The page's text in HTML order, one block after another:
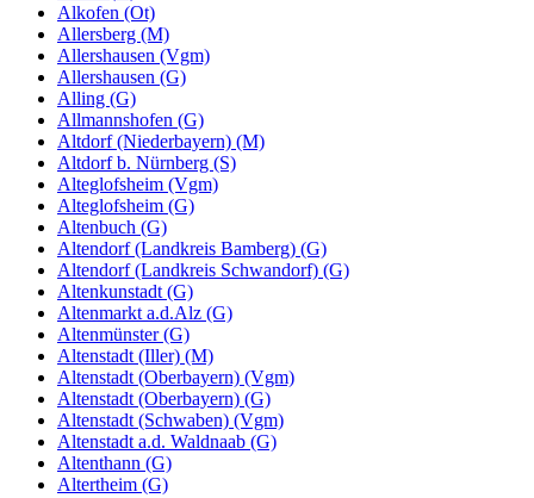
Alkofen (Ot)
Allersberg (M)
Allershausen (Vgm)
Allershausen (G)
Alling (G)
Allmannshofen (G)
Altdorf (Niederbayern) (M)
Altdorf b. Nürnberg (S)
Alteglofsheim (Vgm)
Alteglofsheim (G)
Altenbuch (G)
Altendorf (Landkreis Bamberg) (G)
Altendorf (Landkreis Schwandorf) (G)
Altenkunstadt (G)
Altenmarkt a.d.Alz (G)
Altenmünster (G)
Altenstadt (Iller) (M)
Altenstadt (Oberbayern) (Vgm)
Altenstadt (Oberbayern) (G)
Altenstadt (Schwaben) (Vgm)
Altenstadt a.d. Waldnaab (G)
Altenthann (G)
Altertheim (G)